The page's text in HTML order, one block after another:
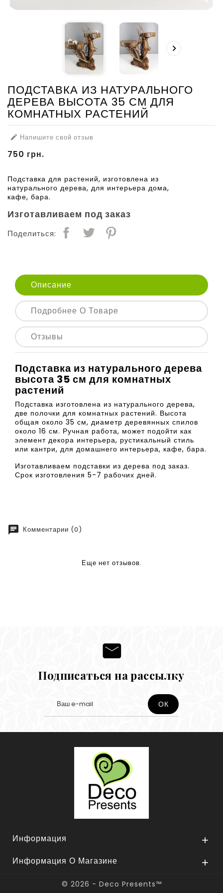

ПОДСТАВКА ИЗ НАТУРАЛЬНОГО
ДЕРЕВА ВЫСОТА 35 СМ ДЛЯ
КОМНАТНЫХ РАСТЕНИЙ
 Напишите свой отзыв
750 грн.
Подставка для растений, изготовлена из
натурального дерева, для интерьера дома,
кафе, бара.
Изготавливаем под заказ
Поделиться:
Описание
Подробнее О Товаре
Отзывы
Подставка из натурального дерева
высота 35 см для комнатных
растений
Подставка изготовлена из натурального дерева,
две полочки для комнатных растений. Высота
общая около 35 см, диаметр деревянных спилов
около 16 см. Ручная работа, может подойти как
элемент декора интерьера, рустикальный стиль
или кантри, для домашнего интерьера, кафе, бара.
Изготавливаем подставки из дерева под заказ.
Срок изготовления 5-7 рабочих дней.
chat Комментарии (0)
Еще нет отзывов.
Подписаться на рассылку
Информация 
Информация О Магазине 
© 2026 - Deco Presents™